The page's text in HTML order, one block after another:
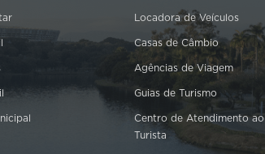
Locadora de Veículos
Casas de Câmbio
Agências de Viagem
Guias de Turismo
Centro de Atendimento ao
Turista